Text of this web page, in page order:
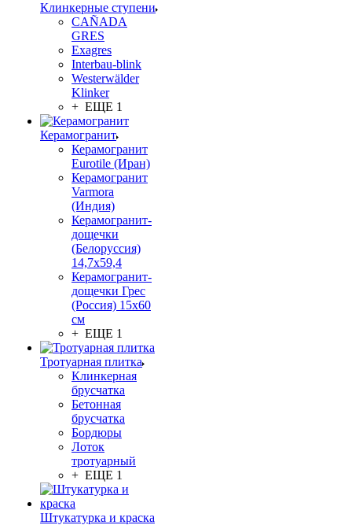
Клинкерные ступени
CAÑADA
GRES
Exagres
Interbau-blink
Westerwälder
Klinker
+ ЕЩЕ 1
Керамогранит
Керамогранит
Eurotile (Иран)
Керамогранит
Varmora
(Индия)
Керамогранит-
дощечки
(Белоруссия)
14,7x59,4
Керамогранит-
дощечки Грес
(Россия) 15х60
см
+ ЕЩЕ 1
Тротуарная плитка
Клинкерная
брусчатка
Бетонная
брусчатка
Бордюры
Лоток
тротуарный
+ ЕЩЕ 1
Штукатурка и краска